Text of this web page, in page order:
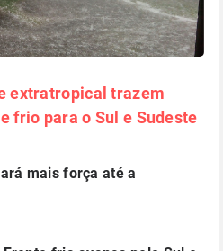
extratropical trazem
frio para o Sul e Sudeste
mais força até a